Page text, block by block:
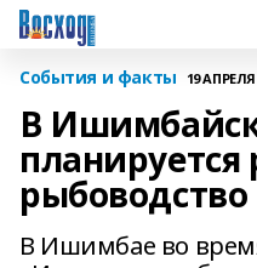
События и факты 19 АПРЕЛЯ
В
планируется
В Ишимбае во